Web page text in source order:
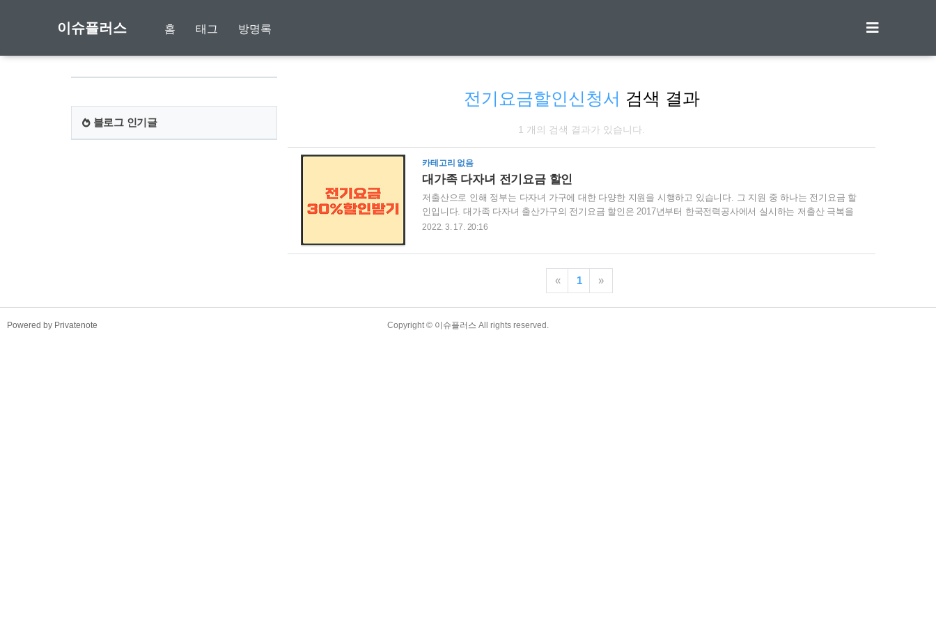
이슈플러스 홈 태그 방명록
전기요금할인신청서 검색 결과
1 개의 검색 결과가 있습니다.
카테고리 없음
대가족 다자녀 전기요금 할인
저출산으로 인해 정부는 다자녀 가구에 대한 다양한 지원을 시행하고 있습니다. 그 지원 중 하나는 전기요금 할
인입니다. 대가족 다자녀 출산가구의 전기요금 할인은 2017년부터 한국전력공사에서 실시하는 저출산 극복을
위한 정부 정책입니다. 스크롤을 내려 3인~5인 이상 가구를 위한 최대 30%까지 할인되는 대가족 다자녀 전기요
전기요금 할인 지원내용 3. 대가족 다자녀 전기요금 할인 신청방법 1. 대가족 다자녀 전기요금 할인 지원대상 지
원대상은 아래와 같습니다. ㆍ5인 이상 가족 가구 (대가족) ㆍ출생일로부터 3년 미만 영아 1명 이상 포함 가구
(신청 후 3년간 적용) ㆍ자녀가 3인 이상 가구 ..
2022. 3. 17. 20:16
« 1 »
블로그 인기글
Powered by Privatenote Copyright © 이슈플러스 All rights reserved.
TistoryWhaleSkin3.4